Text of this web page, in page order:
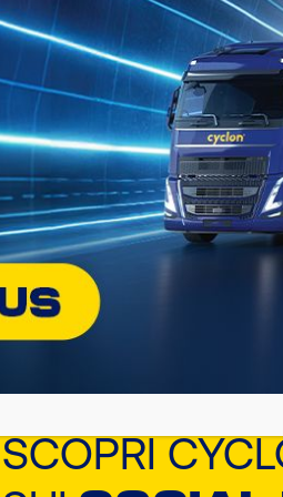
SCOPRI